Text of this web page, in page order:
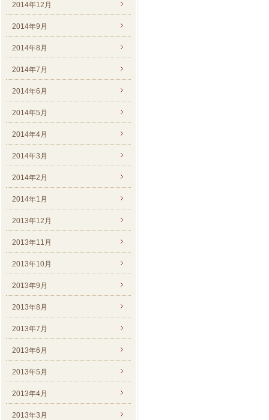
2014年12月
2014年9月
2014年8月
2014年7月
2014年6月
2014年5月
2014年4月
2014年3月
2014年2月
2014年1月
2013年12月
2013年11月
2013年10月
2013年9月
2013年8月
2013年7月
2013年6月
2013年5月
2013年4月
2013年3月